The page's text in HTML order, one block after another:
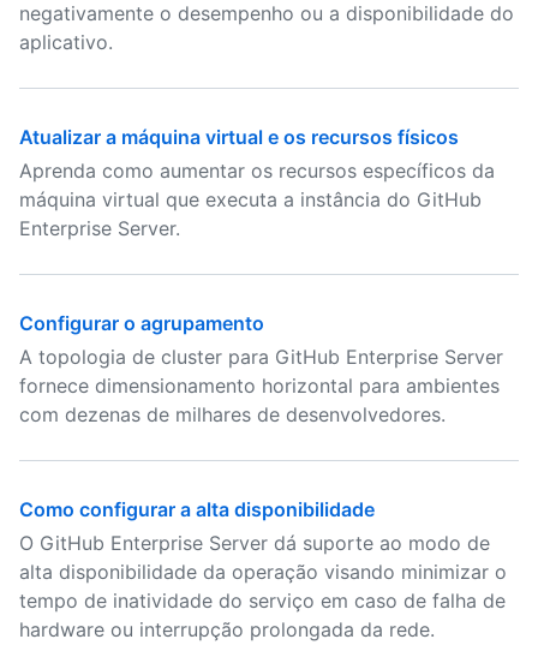
negativamente o desempenho ou a disponibilidade do
aplicativo.
Atualizar a máquina virtual e os recursos físicos
Aprenda como aumentar os recursos específicos da
máquina virtual que executa a instância do GitHub
Enterprise Server.
Configurar o agrupamento
A topologia de cluster para GitHub Enterprise Server
fornece dimensionamento horizontal para ambientes
com dezenas de milhares de desenvolvedores.
Como configurar a alta disponibilidade
O GitHub Enterprise Server dá suporte ao modo de
alta disponibilidade da operação visando minimizar o
tempo de inatividade do serviço em caso de falha de
hardware ou interrupção prolongada da rede.